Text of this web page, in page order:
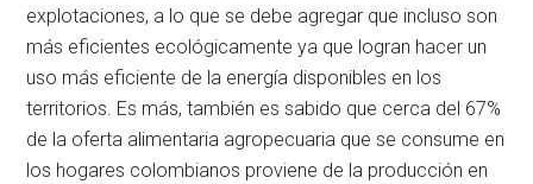
explotaciones, a lo que se debe agregar que incluso son
más eficientes ecológicamente ya que logran hacer un
uso más eficiente de la energía disponibles en los
territorios. Es más, también es sabido que cerca del 67%
de la oferta alimentaria agropecuaria que se consume en
los hogares colombianos proviene de la producción en